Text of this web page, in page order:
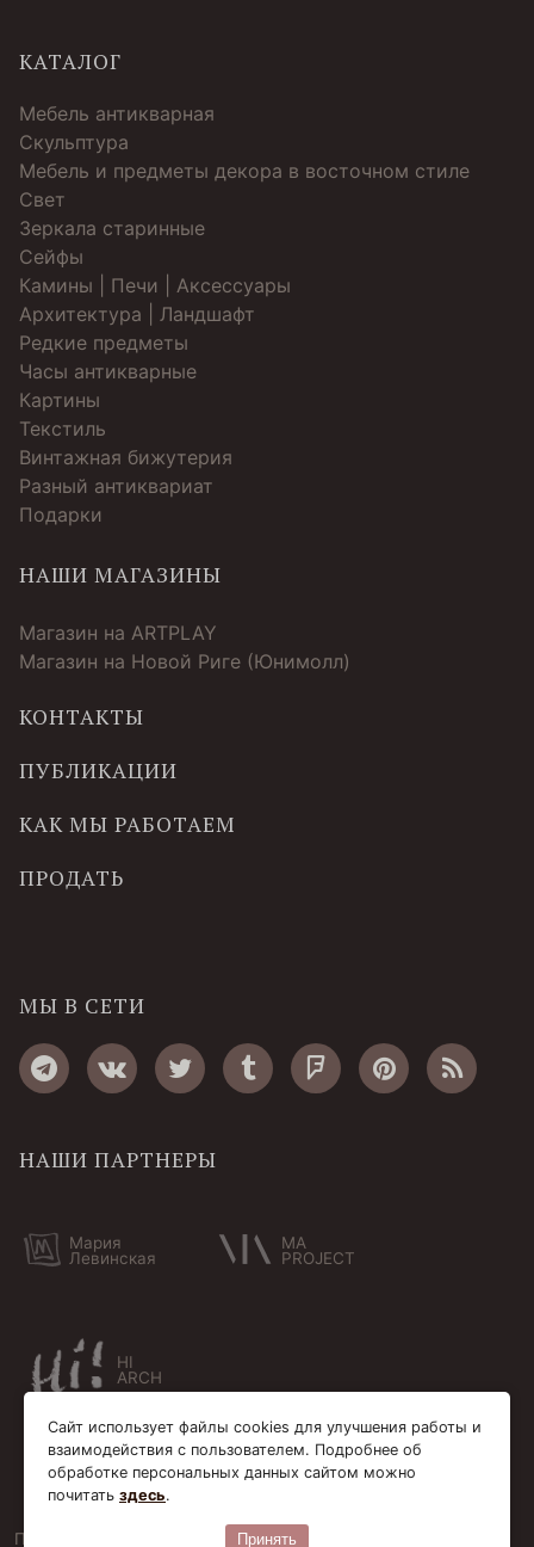
КАТАЛОГ
Мебель антикварная
Скульптура
Мебель и предметы декора в восточном стиле
Свет
Зеркала старинные
Cейфы
Камины | Печи | Аксессуары
Архитектура | Ландшафт
Редкие предметы
Часы антикварные
Картины
Текстиль
Винтажная бижутерия
Разный антиквариат
Подарки
НАШИ МАГАЗИНЫ
Магазин на ARTPLAY
Магазин на Новой Риге (Юнимолл)
КОНТАКТЫ
ПУБЛИКАЦИИ
КАК МЫ РАБОТАЕМ
ПРОДАТЬ
МЫ В СЕТИ
НАШИ ПАРТНЕРЫ
Мария
Левинская
MA
PROJECT
HI
ARCH
Пользовательское соглашение Cookie-файлы
Сайт использует файлы cookies для улучшения работы и
взаимодействия с пользователем. Подробнее об
обработке персональных данных сайтом можно
почитать здесь.
Принять